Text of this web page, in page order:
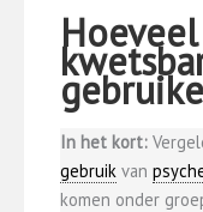
In het kort:
gebruik van
komen onder